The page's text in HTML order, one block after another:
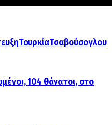
ΤουρκίαΤσαβούσογλου
104 θάνατοι, στο